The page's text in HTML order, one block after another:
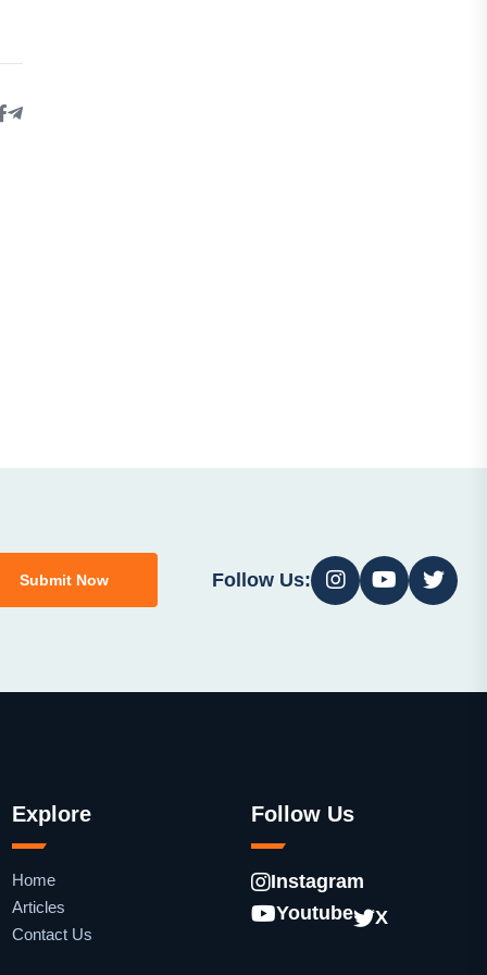
Submit Now Follow Us:
Explore
Home
Articles
Contact Us
Follow Us
Instagram
Youtube
X